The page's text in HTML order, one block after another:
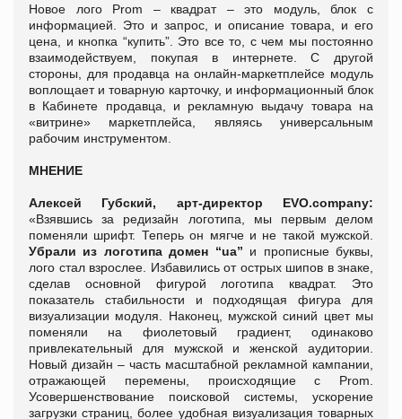
Новое лого Prom – квадрат – это модуль, блок с
информацией. Это и запрос, и описание товара, и его
цена, и кнопка “купить”. Это все то, с чем мы постоянно
взаимодействуем, покупая в интернете. C другой
стороны, для продавца на онлайн-маркетплейсе модуль
воплощает и товарную карточку, и информационный блок
в Кабинете продавца, и рекламную выдачу товара на
«витрине» маркетплейса, являясь универсальным
рабочим инструментом.
МНЕНИЕ
Алексей Губский, арт-директор EVO.company:
«Взявшись за редизайн логотипа, мы первым делом
поменяли шрифт. Теперь он мягче и не такой мужской.
Убрали из логотипа домен “ua” и прописные буквы,
лого стал взрослее. Избавились от острых шипов в знаке,
сделав основной фигурой логотипа квадрат. Это
показатель стабильности и подходящая фигура для
визуализации модуля. Наконец, мужской синий цвет мы
поменяли на фиолетовый градиент, одинаково
привлекательный для мужской и женской аудитории.
Новый дизайн – часть масштабной рекламной кампании,
отражающей перемены, происходящие с Prom.
Усовершенствование поисковой системы, ускорение
загрузки страниц, более удобная визуализация товарных